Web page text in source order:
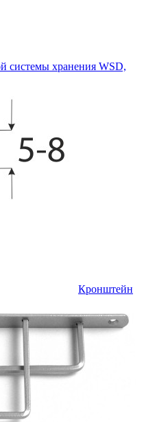
системы хранения WSD,
Кронштейн